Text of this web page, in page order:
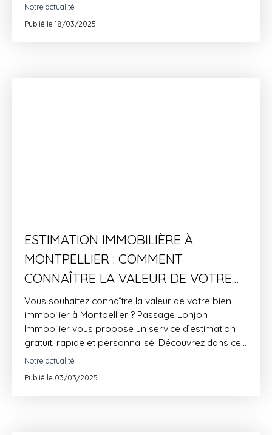
laisse découvrir.
Notre actualité
Publié le 18/03/2025
ESTIMATION IMMOBILIÈRE À
MONTPELLIER : COMMENT
CONNAÎTRE LA VALEUR DE VOTRE
BIEN ?
Vous souhaitez connaître la valeur de votre bien
immobilier à Montpellier ? Passage Lonjon
Immobilier vous propose un service d’estimation
gratuit, rapide et personnalisé. Découvrez dans cet
article comment obtenir une évaluation précise
conditions.
Notre actualité
Publié le 03/03/2025